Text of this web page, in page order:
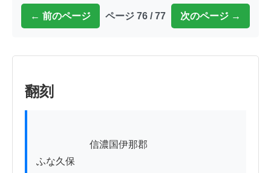
← 前のページ ページ 76 / 77 次のページ →
翻刻
ふな久保